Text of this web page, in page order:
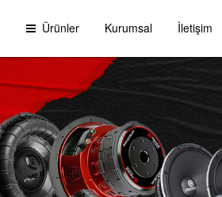
Ürünler Kurumsal İletişim